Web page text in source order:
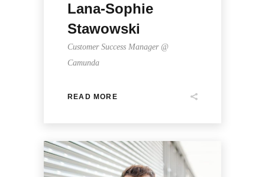
Lana-Sophie
Stawowski
Customer Success Manager @
Camunda
READ MORE